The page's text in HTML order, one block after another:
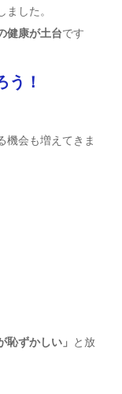
ました。
健康が土台です
う！
機会も増えてきま
ずかしい」 と放